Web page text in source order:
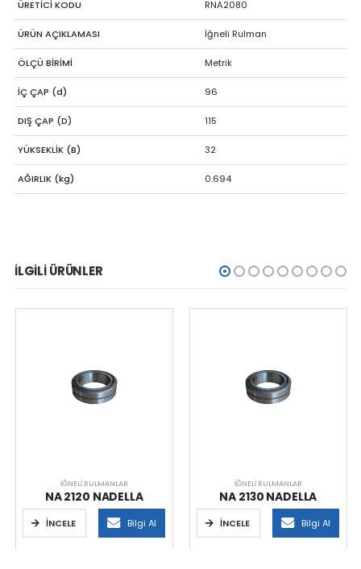
ÜRETİCİ KODU RNA2080
ÜRÜN AÇIKLAMASI İğneli Rulman
ÖLÇÜ BİRİMİ Metrik
İÇ ÇAP (d) 96
DIŞ ÇAP (D) 115
YÜKSEKLİK (B) 32
AĞIRLIK (kg) 0.694
İLGILI ÜRÜNLER
İĞNELI RULMANLAR
NA 2120 NADELLA
İNCELE Bilgi Al
İĞNELI RULMANLAR
NA 2130 NADELLA
İNCELE Bilgi Al